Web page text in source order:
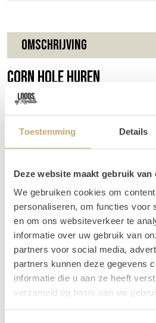
Toestemming Details
Deze website maakt gebruik van
We gebruiken cookies om
personaliseren, om functies voor
en om ons websiteverkeer te
informatie over uw gebruik van
partners voor social media,
partners kunnen deze gegevens
informatie die u aan ze heeft
verzameld op basis van uw
Omschrijving
Corn hole huren
Het populaire spelletje van dit
ontbreken op je event op
Spelregels
Gooi je een zakje op het bord, dan
Voor 3 punten gooi je het zakje in
gooi je meer dan 21 punten? Dan
punten.
Voordat je begint zet je de borden
een afstand van 8 meter. Zet de
bij elkaar als de afstand te lastig
over 2 teams. Teams hebben een
staan, je teammaatje staat dus